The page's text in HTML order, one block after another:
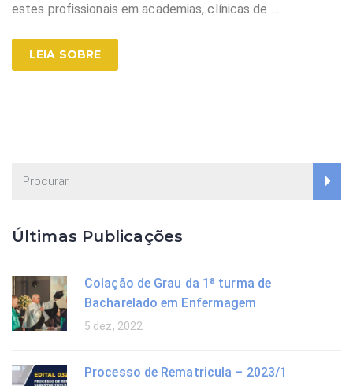
estes profissionais em academias, clínicas de
LEIA SOBRE
Últimas Publicações
Colação de Grau da 1ª turma de
Bacharelado em Enfermagem
5 dez, 2022
Processo de Rematricula – 2023/1